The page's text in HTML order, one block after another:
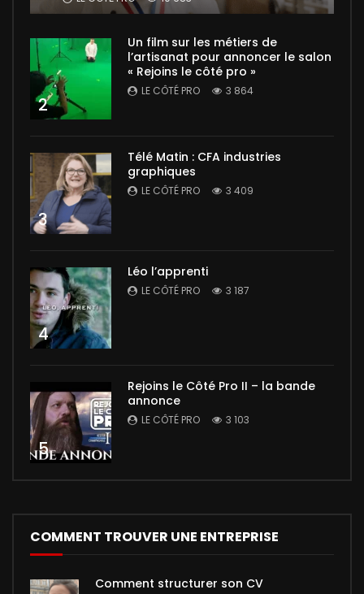
2
Un film sur les métiers de
l’artisanat pour annoncer le salon
« Rejoins le côté pro »
LE CÔTÉ PRO 3 864
3
Télé Matin : CFA industries
graphiques
LE CÔTÉ PRO 3 409
4
Léo l’apprenti
LE CÔTÉ PRO 3 187
5
Rejoins le Côté Pro II – la bande
annonce
LE CÔTÉ PRO 3 103
COMMENT TROUVER UNE ENTREPRISE
Comment structurer son CV